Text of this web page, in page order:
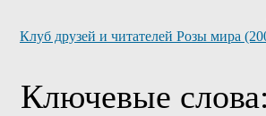
Клуб друзей и читателей Розы мира
Ключевые слова: